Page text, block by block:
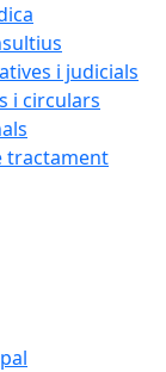
i judicials
i circulars
tractament